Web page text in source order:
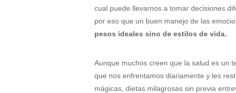
cual puede llevarnos a tomar decisiones
por eso que un buen manejo de las
pesos ideales sino de estilos de vida.
Aunque muchos creen que la salud es un
que nos enfrentamos diariamente y les
mágicas, dietas milagrosas sin previa